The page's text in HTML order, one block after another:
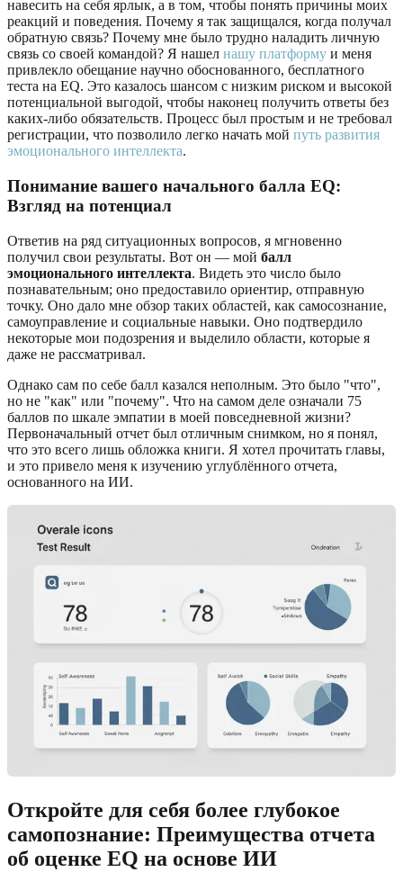
навесить на себя ярлык, а в том, чтобы понять причины моих
реакций и поведения. Почему я так защищался, когда получал
обратную связь? Почему мне было трудно наладить личную
связь со своей командой? Я нашел нашу платформу и меня
привлекло обещание научно обоснованного, бесплатного
теста на EQ. Это казалось шансом с низким риском и высокой
потенциальной выгодой, чтобы наконец получить ответы без
каких-либо обязательств. Процесс был простым и не требовал
регистрации, что позволило легко начать мой путь развития
эмоционального интеллекта.
Понимание вашего начального балла EQ:
Взгляд на потенциал
Ответив на ряд ситуационных вопросов, я мгновенно
получил свои результаты. Вот он — мой балл
эмоционального интеллекта. Видеть это число было
познавательным; оно предоставило ориентир, отправную
точку. Оно дало мне обзор таких областей, как самосознание,
самоуправление и социальные навыки. Оно подтвердило
некоторые мои подозрения и выделило области, которые я
даже не рассматривал.
Однако сам по себе балл казался неполным. Это было "что",
но не "как" или "почему". Что на самом деле означали 75
баллов по шкале эмпатии в моей повседневной жизни?
Первоначальный отчет был отличным снимком, но я понял,
что это всего лишь обложка книги. Я хотел прочитать главы,
и это привело меня к изучению углублённого отчета,
основанного на ИИ.
Откройте для себя более глубокое
самопознание: Преимущества отчета
об оценке EQ на основе ИИ